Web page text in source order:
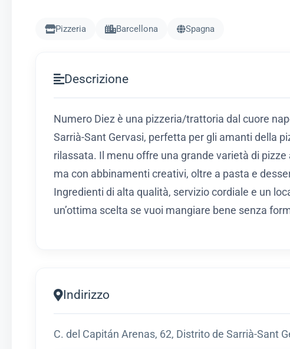
Pizzeria Barcellona Spagna
Descrizione
Numero Diez è una pizzeria/trattoria dal cuore
Sarrià-Sant Gervasi, perfetta per gli amanti della
rilassata. Il menu offre una grande varietà di
ma con abbinamenti creativi, oltre a pasta e
Ingredienti di alta qualità, servizio cordiale e un
un’ottima scelta se vuoi mangiare bene senza
Indirizzo
C. del Capitán Arenas, 62, Distrito de Sarrià-Sant